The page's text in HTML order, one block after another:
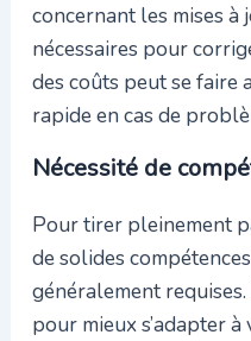
concernant les mises
nécessaires pour
des coûts peut se faire
rapide en cas de
Nécessité de
Pour tirer pleinement
de solides
généralement
pour mieux s’adapter